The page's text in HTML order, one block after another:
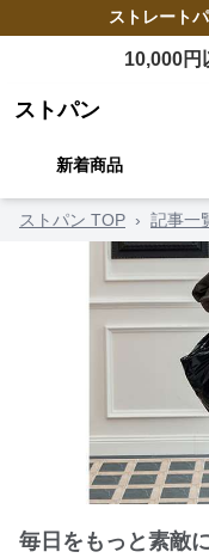
ストレート
10,000円
ストパン
新着商品
ストパン TOP › 記事一
毎日をもっと素敵